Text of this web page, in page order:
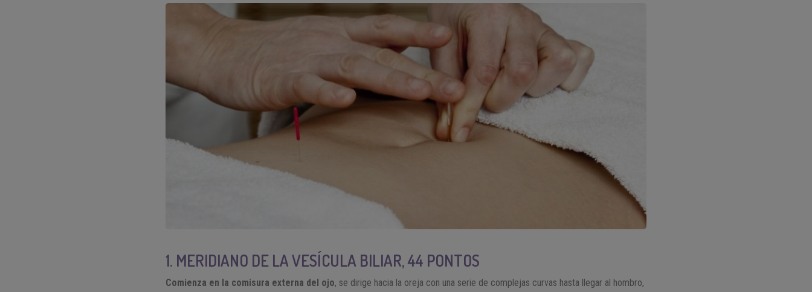
1. MERIDIANO DE LA VESÍCULA BILIAR, 44 PONTOS
Comienza en la comisura externa del ojo, se dirige hacia la oreja con una serie de complejas curvas hasta llegar al hombro,